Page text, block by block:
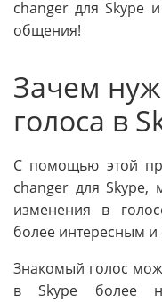
changer для Skype
общения!
Зачем
голоса в
С помощью этой
changer для Skype,
изменения в
более интересным
Знакомый голос
в Skype более